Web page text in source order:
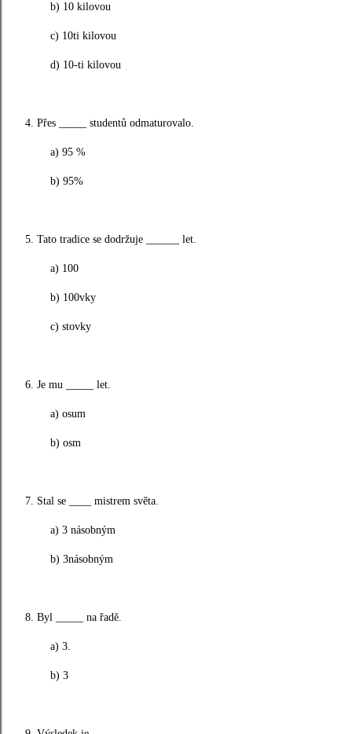
b) 10 kilovou
c) 10ti kilovou
d) 10-ti kilovou
4. Přes _____ studentů odmaturovalo.
a) 95 %
b) 95%
5. Tato tradice se dodržuje ______ let.
a) 100
b) 100vky
c) stovky
6. Je mu _____ let.
a) osum
b) osm
7. Stal se ____ mistrem světa.
a) 3 násobným
b) 3násobným
8. Byl _____ na řadě.
a) 3.
b) 3